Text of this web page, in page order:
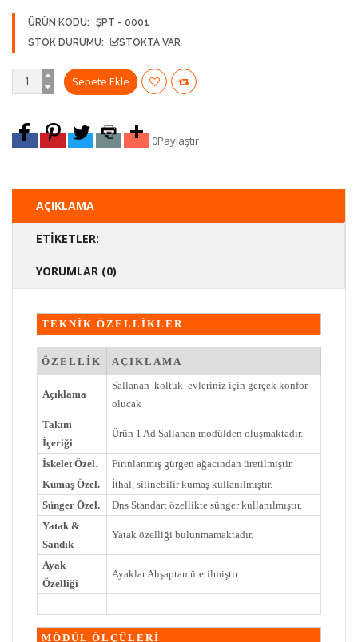
ÜRÜN KODU:
ŞPT - 0001
STOK DURUMU:
STOKTA VAR
0Paylaştır
AÇIKLAMA
ETIKETLER:
YORUMLAR (0)
TEKNİK ÖZELLİKLER
ÖZELLİK AÇIKLAMA
Açıklama
Sallanan koltuk evleriniz için gerçek konfor
olucak
Takım
İçeriği
Ürün 1 Ad Sallanan modülden oluşmaktadır.
İskelet Özel.
Fırınlanmış gürgen ağacından üretilmiştir.
Kumaş Özel.
İthal, silinebilir kumaş kullanılmıştır.
Sünger Özel.
Dns Standart özellikte sünger kullanılmıştır.
Yatak &
Sandık
Yatak özelliği bulunmamaktadır.
Ayak
Özelliği
Ayaklar Ahşaptan üretilmiştir.
MÖDÜL ÖLÇÜLERİ